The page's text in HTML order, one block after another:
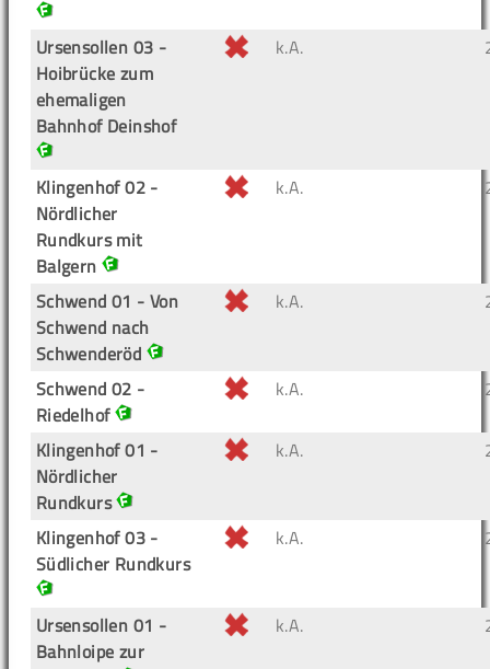
Ursensollen 03 -
Hoibrücke zum
ehemaligen
Bahnhof Deinshof
k.A.
Klingenhof 02 -
Nördlicher
Rundkurs mit
Balgern
k.A.
Schwend 01 - Von
Schwend nach
Schwenderöd
k.A.
Schwend 02 -
Riedelhof
k.A.
Klingenhof 01 -
Nördlicher
Rundkurs
k.A.
Klingenhof 03 -
Südlicher Rundkurs
k.A.
Ursensollen 01 -
Bahnloipe zur
k.A.